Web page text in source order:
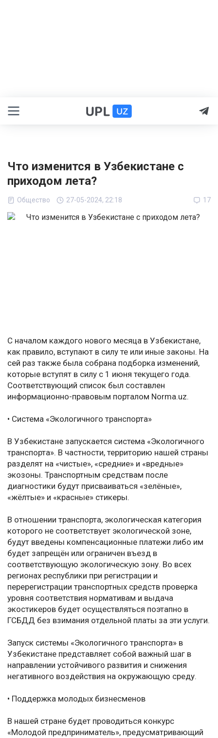
Что изменится в Узбекистане с
приходом лета?
Общество 27-05-2024, 22:18 17
С началом каждого нового месяца в Узбекистане,
как правило, вступают в силу те или иные законы. На
сей раз также была собрана подборка изменений,
которые вступят в силу с 1 июня текущего года.
Соответствующий список был составлен
информационно-правовым порталом Norma.uz.
• Система «Экологичного транспорта»
В Узбекистане запускается система «Экологичного
транспорта». В частности, территорию нашей страны
разделят на «чистые», «средние» и «вредные»
экозоны. Транспортным средствам после
диагностики будут присваиваться «зелёные»,
«жёлтые» и «красные» стикеры.
В отношении транспорта, экологическая категория
которого не соответствует экологической зоне,
будут введены компенсационные платежи либо им
будет запрещён или ограничен въезд в
соответствующую экологическую зону. Во всех
регионах республики при регистрации и
перерегистрации транспортных средств проверка
уровня соответствия нормативам и выдача
экостикеров будет осуществляться поэтапно в
ГСБДД без взимания отдельной платы за эти услуги.
Запуск системы «Экологичного транспорта» в
Узбекистане представляет собой важный шаг в
направлении устойчивого развития и снижения
негативного воздействия на окружающую среду.
• Поддержка молодых бизнесменов
В нашей стране будет проводиться конкурс
«Молодой предприниматель», предусматривающий